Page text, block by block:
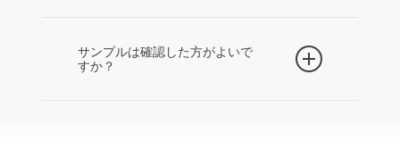
で、早めに相談するのがおすすめです。繁
忙期や土日希望の場合は、施工日程が埋ま
サンプルは確認した方がよいで
すか？